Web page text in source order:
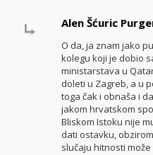
Alen Šćuric
O da, ja znam jako
kolegu koji je dobio
ministarstava u
doleti u Zagreb, a u
toga čak i obnaša i
jakom hrvatskom
Bliskom Istoku nije
dati ostavku,
slučaju hitnosti